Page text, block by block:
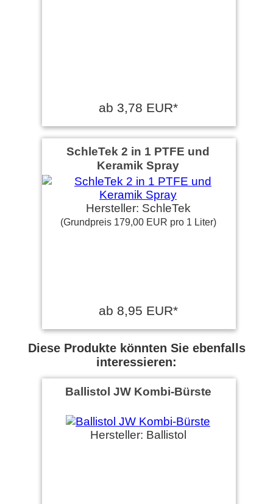
ab 3,78 EUR*
SchleTek 2 in 1 PTFE und
Keramik Spray
Hersteller: SchleTek
(Grundpreis 179,00 EUR pro 1 Liter)
ab 8,95 EUR*
Diese Produkte könnten Sie ebenfalls
interessieren:
Ballistol JW Kombi-Bürste
Hersteller: Ballistol